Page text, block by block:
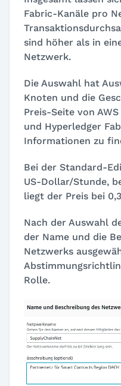
Fabric-Kanäle pro
sind höher als in
Netzwerk.
Die Auswahl hat
Knoten und die
Preis-Seite von
und Hyperledger
Informationen zu
Bei der Standard-
US-Dollar/Stunde,
liegt der Preis bei
Nach der Auswahl
der Name und die
Netzwerks
Rolle.